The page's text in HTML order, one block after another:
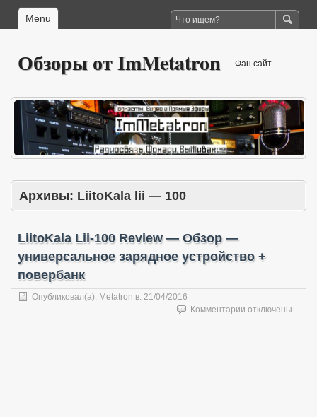
Menu
Обзоры от ImMetatron Фан сайт
Архивы: LiitoKala lii — 100
LiitoKala Lii-100 Review — Обзор —
универсальное зарядное устройство +
повербанк
Опубликовал(а): Metatron в: 21/04/2016
Комментарии котключены